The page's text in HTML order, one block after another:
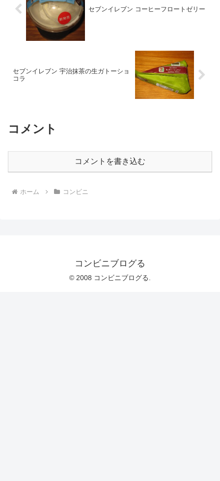
セブンイレブン コーヒーフロートゼリー
セブンイレブン 宇治抹茶の生ガトーショ
コラ
コメント
コメントを書き込む
ホーム コンビニ
コンビニブログる
© 2008 コンビニブログる.